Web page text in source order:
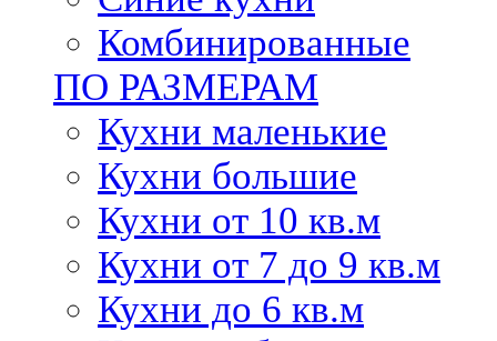
Комбинированные
ПО РАЗМЕРАМ
Кухни маленькие
Кухни большие
Кухни от 10 кв.м
Кухни от 7 до 9 кв.м
Кухни до 6 кв.м